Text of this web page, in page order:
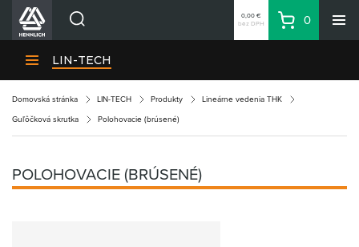
Divízie HENNLICH
Kariéra
Kontakty
0,00 €
bez DPH
Košík
0
LIN-TECH
Domovská stránka LIN-TECH Produkty Lineárne vedenia THK
Guľôčková skrutka Polohovacie (brúsené)
POLOHOVACIE (BRÚSENÉ)